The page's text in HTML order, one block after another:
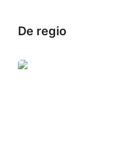
De regio